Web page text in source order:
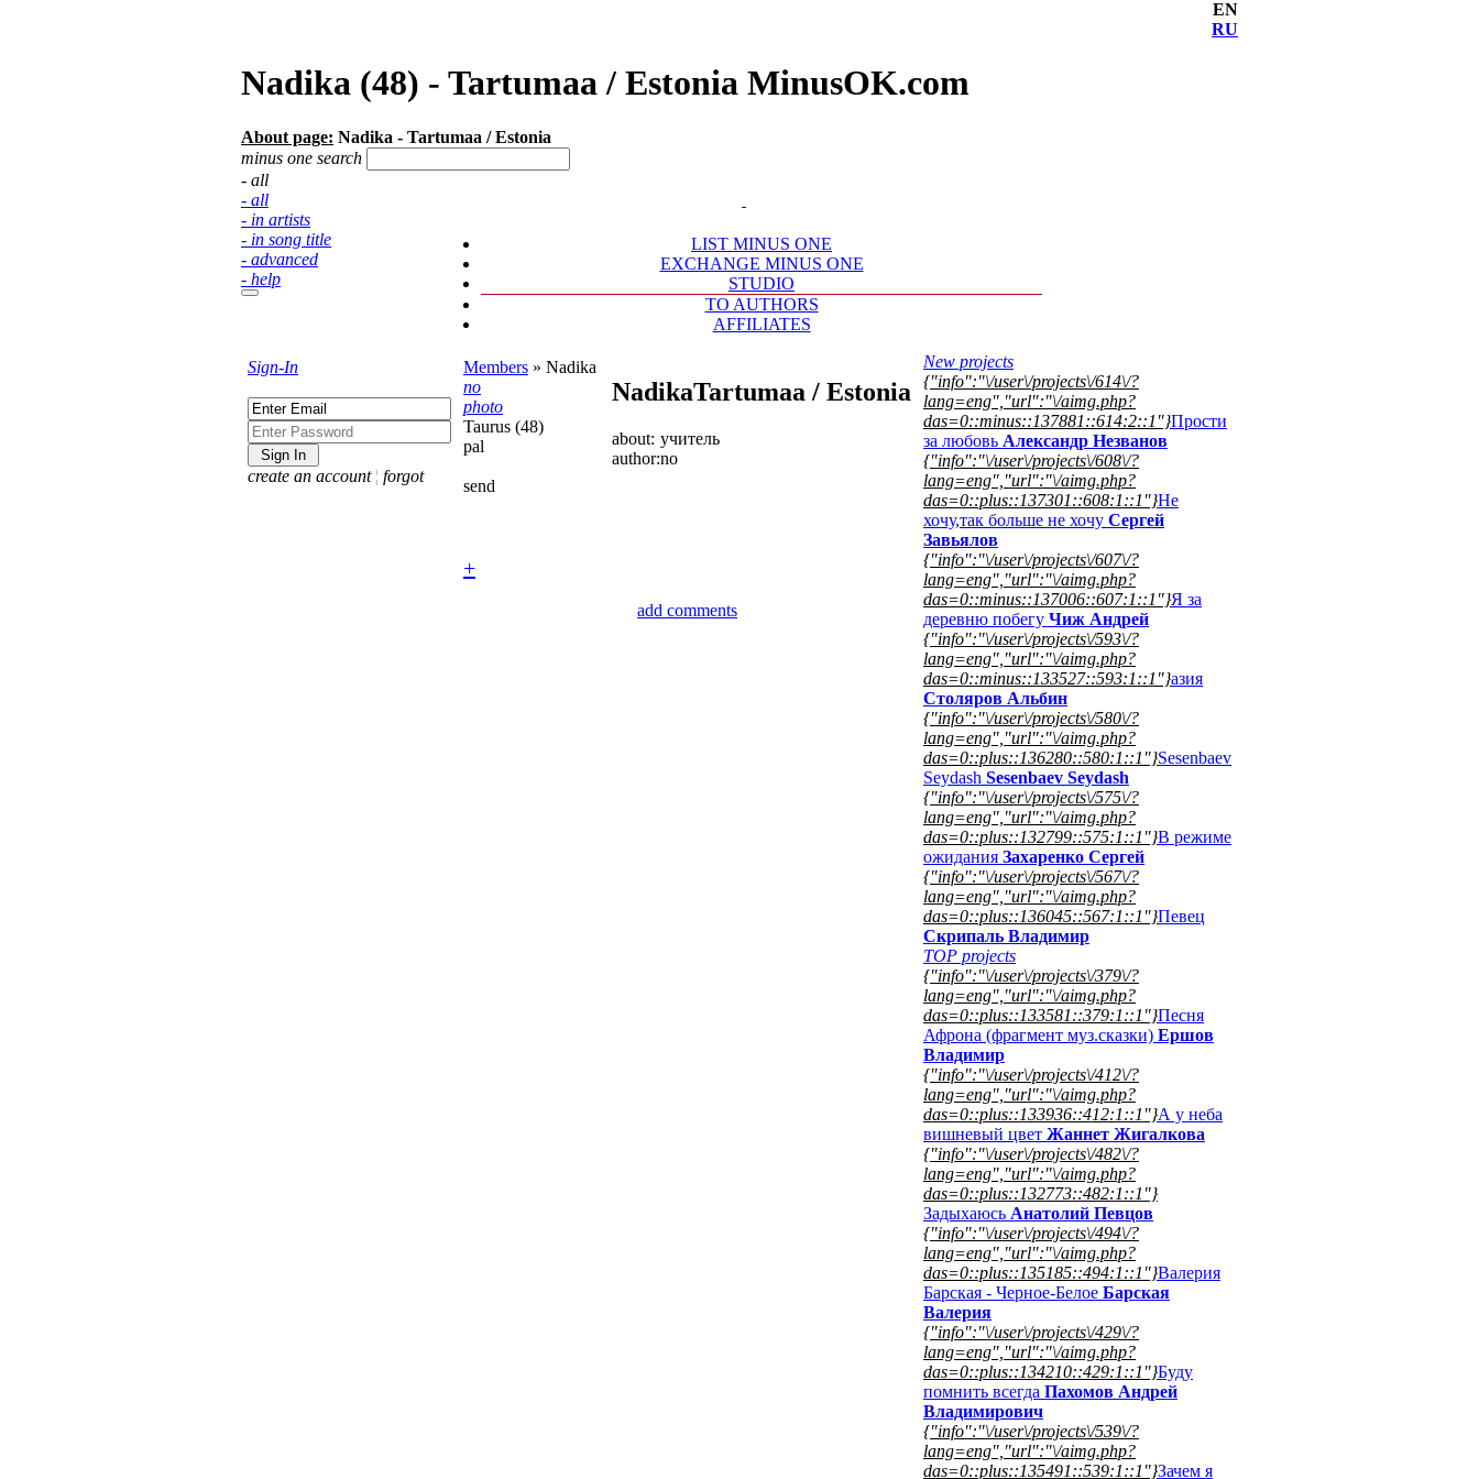
EN
RU
Nadika (48) - Tartumaa / Estonia MinusOK.com
About page: Nadika - Tartumaa / Estonia
minus one search
- all
- all
- in artists
- in song title
- advanced
- help
LIST MINUS ONE
EXCHANGE MINUS ONE
STUDIO
TO AUTHORS
AFFILIATES
Sign-In
create an account ¦ forgot
Members » Nadika
no
photo
Taurus (48)
pal
send
NadikaTartumaa / Estonia
about: учитель
author:no
+
add comments
New projects
{"info":"\/user\/projects\/614\/?
lang=eng","url":"\/aimg.php?
das=0::minus::137881::614:2::1"}Прости
за любовь Александр Незванов
{"info":"\/user\/projects\/608\/?
lang=eng","url":"\/aimg.php?
das=0::plus::137301::608:1::1"}Не
хочу,так больше не хочу Сергей
Завьялов
{"info":"\/user\/projects\/607\/?
lang=eng","url":"\/aimg.php?
das=0::minus::137006::607:1::1"}Я за
деревню побегу Чиж Андрей
{"info":"\/user\/projects\/593\/?
lang=eng","url":"\/aimg.php?
das=0::minus::133527::593:1::1"}азия
Столяров Альбин
{"info":"\/user\/projects\/580\/?
lang=eng","url":"\/aimg.php?
das=0::plus::136280::580:1::1"}Sesenbaev
Seydash Sesenbaev Seydash
{"info":"\/user\/projects\/575\/?
lang=eng","url":"\/aimg.php?
das=0::plus::132799::575:1::1"}В режиме
ожидания Захаренко Сергей
{"info":"\/user\/projects\/567\/?
lang=eng","url":"\/aimg.php?
das=0::plus::136045::567:1::1"}Певец
Скрипаль Владимир
TOP projects
{"info":"\/user\/projects\/379\/?
lang=eng","url":"\/aimg.php?
das=0::plus::133581::379:1::1"}Песня
Афрона (фрагмент муз.сказки) Ершов
Владимир
{"info":"\/user\/projects\/412\/?
lang=eng","url":"\/aimg.php?
das=0::plus::133936::412:1::1"}А у неба
вишневый цвет Жаннет Жигалкова
{"info":"\/user\/projects\/482\/?
lang=eng","url":"\/aimg.php?
das=0::plus::132773::482:1::1"}
Задыхаюсь Анатолий Певцов
{"info":"\/user\/projects\/494\/?
lang=eng","url":"\/aimg.php?
das=0::plus::135185::494:1::1"}Валерия
Барская - Черное-Белое Барская
Валерия
{"info":"\/user\/projects\/429\/?
lang=eng","url":"\/aimg.php?
das=0::plus::134210::429:1::1"}Буду
помнить всегда Пахомов Андрей
Владимирович
{"info":"\/user\/projects\/539\/?
lang=eng","url":"\/aimg.php?
das=0::plus::135491::539:1::1"}Зачем я